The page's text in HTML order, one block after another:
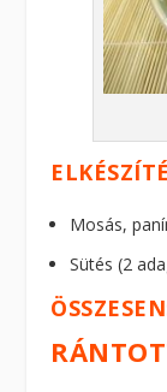
Mosás,
Sütés (2